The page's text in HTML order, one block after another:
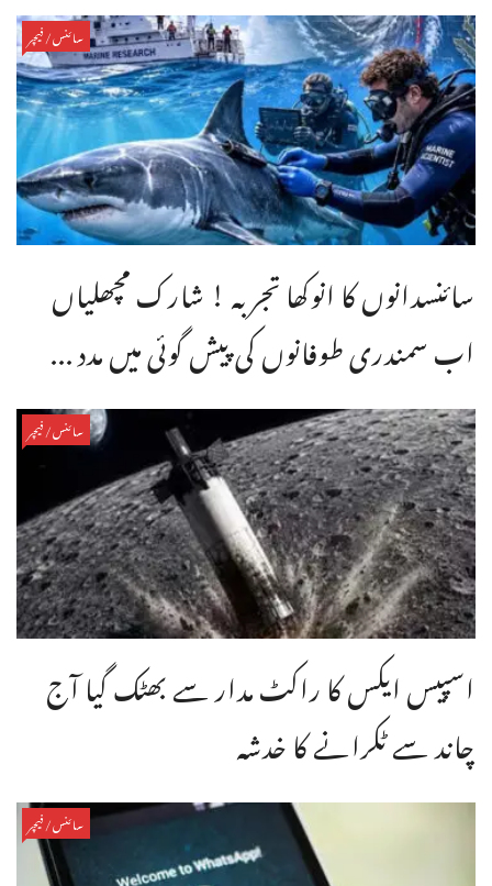
سائنس/فیچر
سائنسدانوں کا انوکھا تجربہ ! شارک مچھلیاں
اب سمندری طوفانوں کی پیش گوئی میں مدد ...
سائنس/فیچر
اسپیس ایکس کا راکٹ مدار سے بھٹک گیا آج
چاند سے ٹکرانے کا خدشہ
سائنس/فیچر